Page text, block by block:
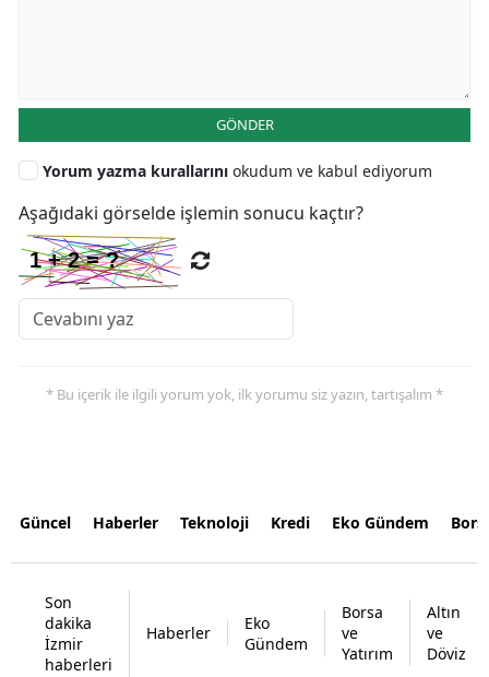
GÖNDER
Yorum yazma kurallarını okudum ve kabul ediyorum
Aşağıdaki görselde işlemin sonucu kaçtır?
* Bu içerik ile ilgili yorum yok, ilk yorumu siz yazın, tartışalım *
Güncel Haberler Teknoloji Kredi Eko Gündem
Son
dakika
İzmir
haberleri
Haberler
Eko
Gündem
Borsa
ve
Yatırım
Altın
ve
Döviz